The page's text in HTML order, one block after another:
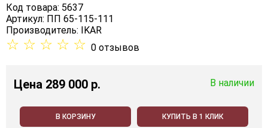
Код товара: 5637
Артикул: ПП 65-115-111
Производитель:
IKAR
☆ ☆ ☆ ☆ ☆ 0 отзывов
Цена 289 000 p. В наличии
В КОРЗИНУ КУПИТЬ В 1 КЛИК